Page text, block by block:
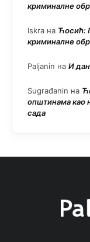
криминалне
Iskra на Ћосић:
криминалне
Paljanin на И
Sugrađanin на
општинама као
сада